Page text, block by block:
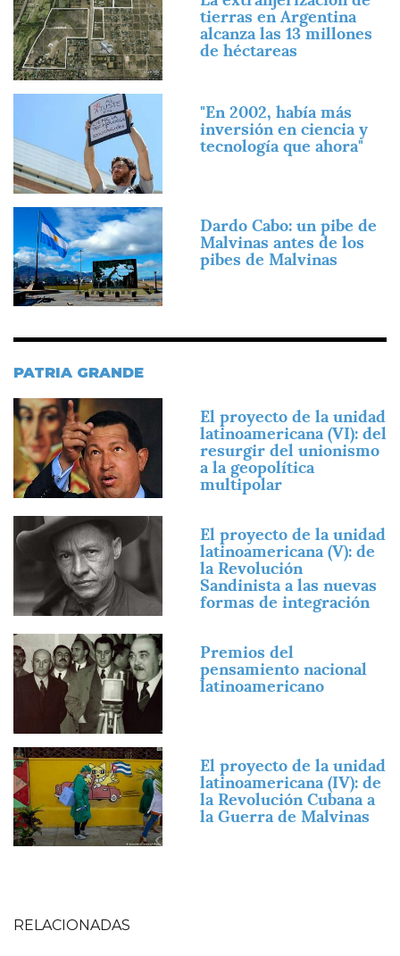
tierras en Argentina
alcanza las 13 millones
de héctareas
"En 2002, había más
inversión en ciencia y
tecnología que ahora"
Imagen
Dardo Cabo: un pibe de
Malvinas antes de los
pibes de Malvinas
PATRIA GRANDE
Imagen
El proyecto de la unidad
latinoamericana (VI): del
resurgir del unionismo
a la geopolítica
multipolar
Imagen
El proyecto de la unidad
latinoamericana (V): de
la Revolución
Sandinista a las nuevas
formas de integración
Imagen
Premios del
pensamiento nacional
latinoamericano
Imagen
El proyecto de la unidad
latinoamericana (IV): de
la Revolución Cubana a
la Guerra de Malvinas
RELACIONADAS